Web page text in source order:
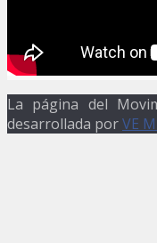
La página del
desarrollada porVE